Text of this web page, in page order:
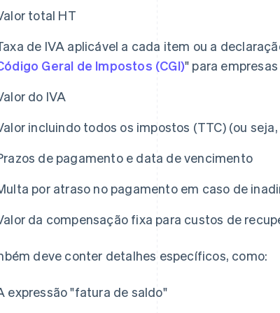
total HT
de IVA aplicável a cada item ou a
Geral de Impostos (CGI)" para
do IVA
incluindo todos os impostos (TTC) (ou
de pagamento e data de vencimento
por atraso no pagamento em caso de
da compensação fixa para custos de
deve conter detalhes específicos, como:
expressão "fatura de saldo"